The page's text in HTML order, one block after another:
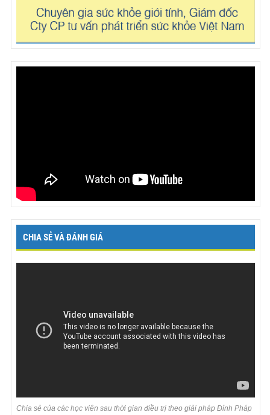
CHIA SẺ VÀ ĐÁNH GIÁ
Chia sẻ của các học viên sau thời gian điều trị theo giải pháp Đỉnh Pháp